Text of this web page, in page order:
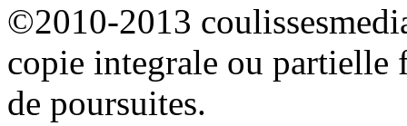
©2010-2013
copie integrale ou partielle
de poursuites.